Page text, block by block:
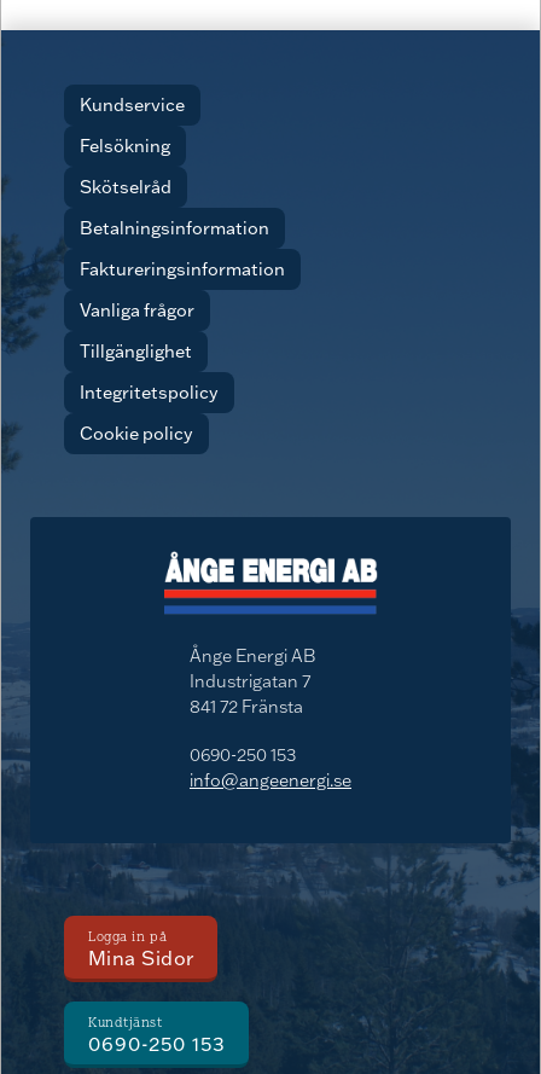
Kundservice
Felsökning
Skötselråd
Betalningsinformation
Faktureringsinformation
Vanliga frågor
Tillgänglighet
Integritetspolicy
Cookie policy
Ånge Energi AB
Industrigatan 7
841 72 Fränsta
0690-250 153
info@angeenergi.se
Logga in på
Mina Sidor
Kundtjänst
0690-250 153